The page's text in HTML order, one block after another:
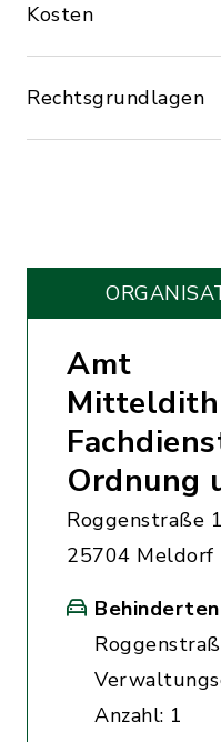
Kosten
Rechtsgrundlagen
Amt
Ordnung
Roggenstraße
25704 Meldorf
Anzahl: 1